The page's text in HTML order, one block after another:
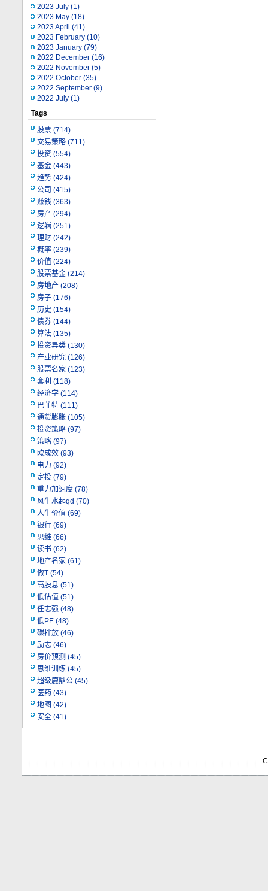
2023 July (1)
2023 May (18)
2023 April (41)
2023 February (10)
2023 January (79)
2022 December (16)
2022 November (5)
2022 October (35)
2022 September (9)
2022 July (1)
Tags
股票 (714)
交易策略 (711)
投资 (554)
基金 (443)
趋势 (424)
公司 (415)
赚钱 (363)
房产 (294)
逻辑 (251)
理财 (242)
概率 (239)
价值 (224)
股票基金 (214)
房地产 (208)
房子 (176)
历史 (154)
债券 (144)
算法 (135)
投资异类 (130)
产业研究 (126)
股票名家 (123)
套利 (118)
经济学 (114)
巴菲特 (111)
通货膨胀 (105)
投资策略 (97)
策略 (97)
欧成效 (93)
电力 (92)
定投 (79)
重力加速度 (78)
风生水起qd (70)
人生价值 (69)
银行 (69)
思维 (66)
读书 (62)
地产名家 (61)
做T (54)
高股息 (51)
低估值 (51)
任志强 (48)
低PE (48)
碳排放 (46)
励志 (46)
房价预测 (45)
思维训练 (45)
超级鹿鼎公 (45)
医药 (43)
地图 (42)
安全 (41)